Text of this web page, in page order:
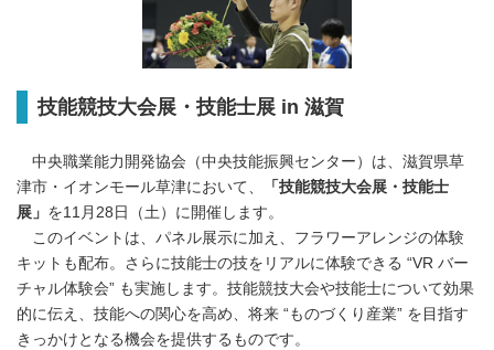
技能競技大会展・技能士展 in 滋賀
中央職業能力開発協会（中央技能振興センター）は、滋賀県草
津市・イオンモール草津において、
「技能競技大会展・技能士
展」 を11月28日（土）に開催します。
このイベントは、パネル展示に加え、フラワーアレンジの体験
キットも配布。さらに技能士の技をリアルに体験できる “VR バー
チャル体験会” も実施します。技能競技大会や技能士について効果
的に伝え、技能への関心を高め、将来 “ものづくり産業” を目指す
きっかけとなる機会を提供するものです。